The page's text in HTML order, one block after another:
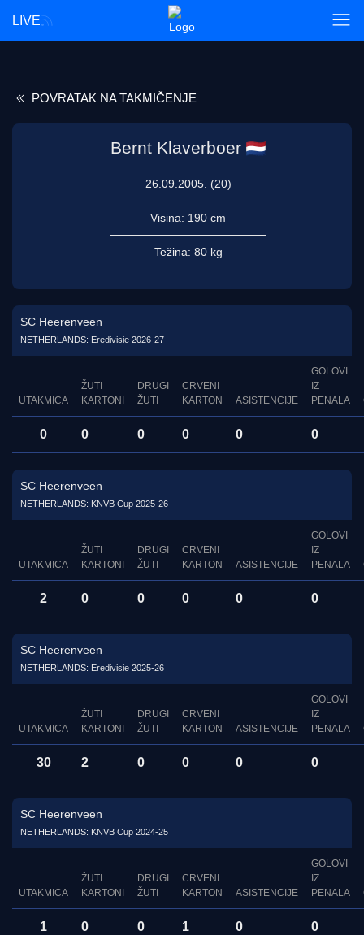
LIVE
POVRATAK NA TAKMIČENJE
Bernt Klaverboer
26.09.2005. (20)
Visina: 190 cm
Težina: 80 kg
SC Heerenveen
NETHERLANDS: Eredivisie 2026-27
UTAKMICA
ŽUTI
KARTONI
DRUGI
ŽUTI
CRVENI
KARTON
ASISTENCIJE
GOLOVI
IZ
PENALA
0 0 0 0 0 0
SC Heerenveen
NETHERLANDS: KNVB Cup 2025-26
UTAKMICA
ŽUTI
KARTONI
DRUGI
ŽUTI
CRVENI
KARTON
ASISTENCIJE
GOLOVI
IZ
PENALA
2 0 0 0 0 0
SC Heerenveen
NETHERLANDS: Eredivisie 2025-26
UTAKMICA
ŽUTI
KARTONI
DRUGI
ŽUTI
CRVENI
KARTON
ASISTENCIJE
GOLOVI
IZ
PENALA
30 2 0 0 0 0
SC Heerenveen
NETHERLANDS: KNVB Cup 2024-25
UTAKMICA
ŽUTI
KARTONI
DRUGI
ŽUTI
CRVENI
KARTON
ASISTENCIJE
GOLOVI
IZ
PENALA
1 0 0 1 0 0